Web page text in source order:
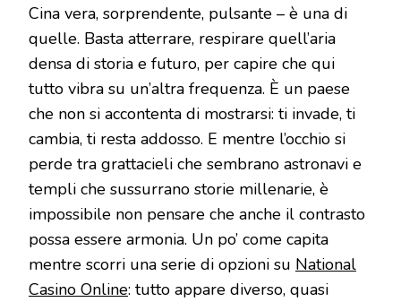
Cina vera, sorprendente, pulsante – è una di
quelle. Basta atterrare, respirare quell’aria
densa di storia e futuro, per capire che qui
tutto vibra su un’altra frequenza. È un paese
che non si accontenta di mostrarsi: ti invade, ti
cambia, ti resta addosso. E mentre l’occhio si
perde tra grattacieli che sembrano astronavi e
templi che sussurrano storie millenarie, è
impossibile non pensare che anche il contrasto
possa essere armonia. Un po’ come capita
mentre scorri una serie di opzioni su National
Casino Online: tutto appare diverso, quasi